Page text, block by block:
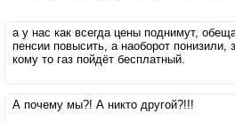
а у нас как всегда цены поднимут,
пенсии повысить, а наоборот понизили,
кому то газ пойдёт бесплатный.
А почему мы?! А никто другой?!!!